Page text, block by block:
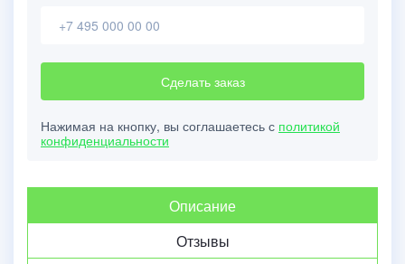
Сделать заказ
Нажимая на кнопку, вы соглашаетесь с политикой
конфиденциальности
Описание
Отзывы